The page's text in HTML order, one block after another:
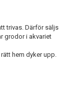
trivas. Därför säljs
grodor i akvariet
hem dyker upp.